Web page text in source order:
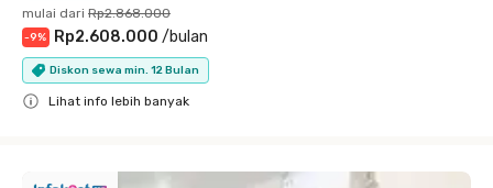
mulai dari Rp2.868.000
-9% Rp2.608.000 /bulan
Diskon sewa min. 12 Bulan
Lihat info lebih banyak